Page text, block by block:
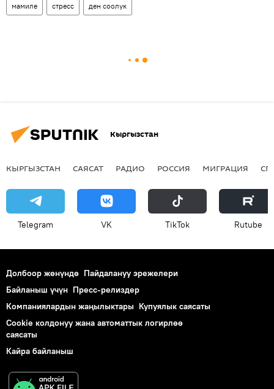
мамиле стресс ден соолук
Кыргызстан
КЫРГЫЗСТАН САЯСАТ РАДИО РОССИЯ МИГРАЦИЯ
Telegram VK ТikТоk Rutube
Долбоор жөнүндө Пайдалануу эрежелери
Байланыш үчүн Пресс-релиздер
Компаниялардын жаңылыктары Купуялык саясаты
Cookie колдонуу жана автоматтык логирлөө
саясаты
Кайра байланыш